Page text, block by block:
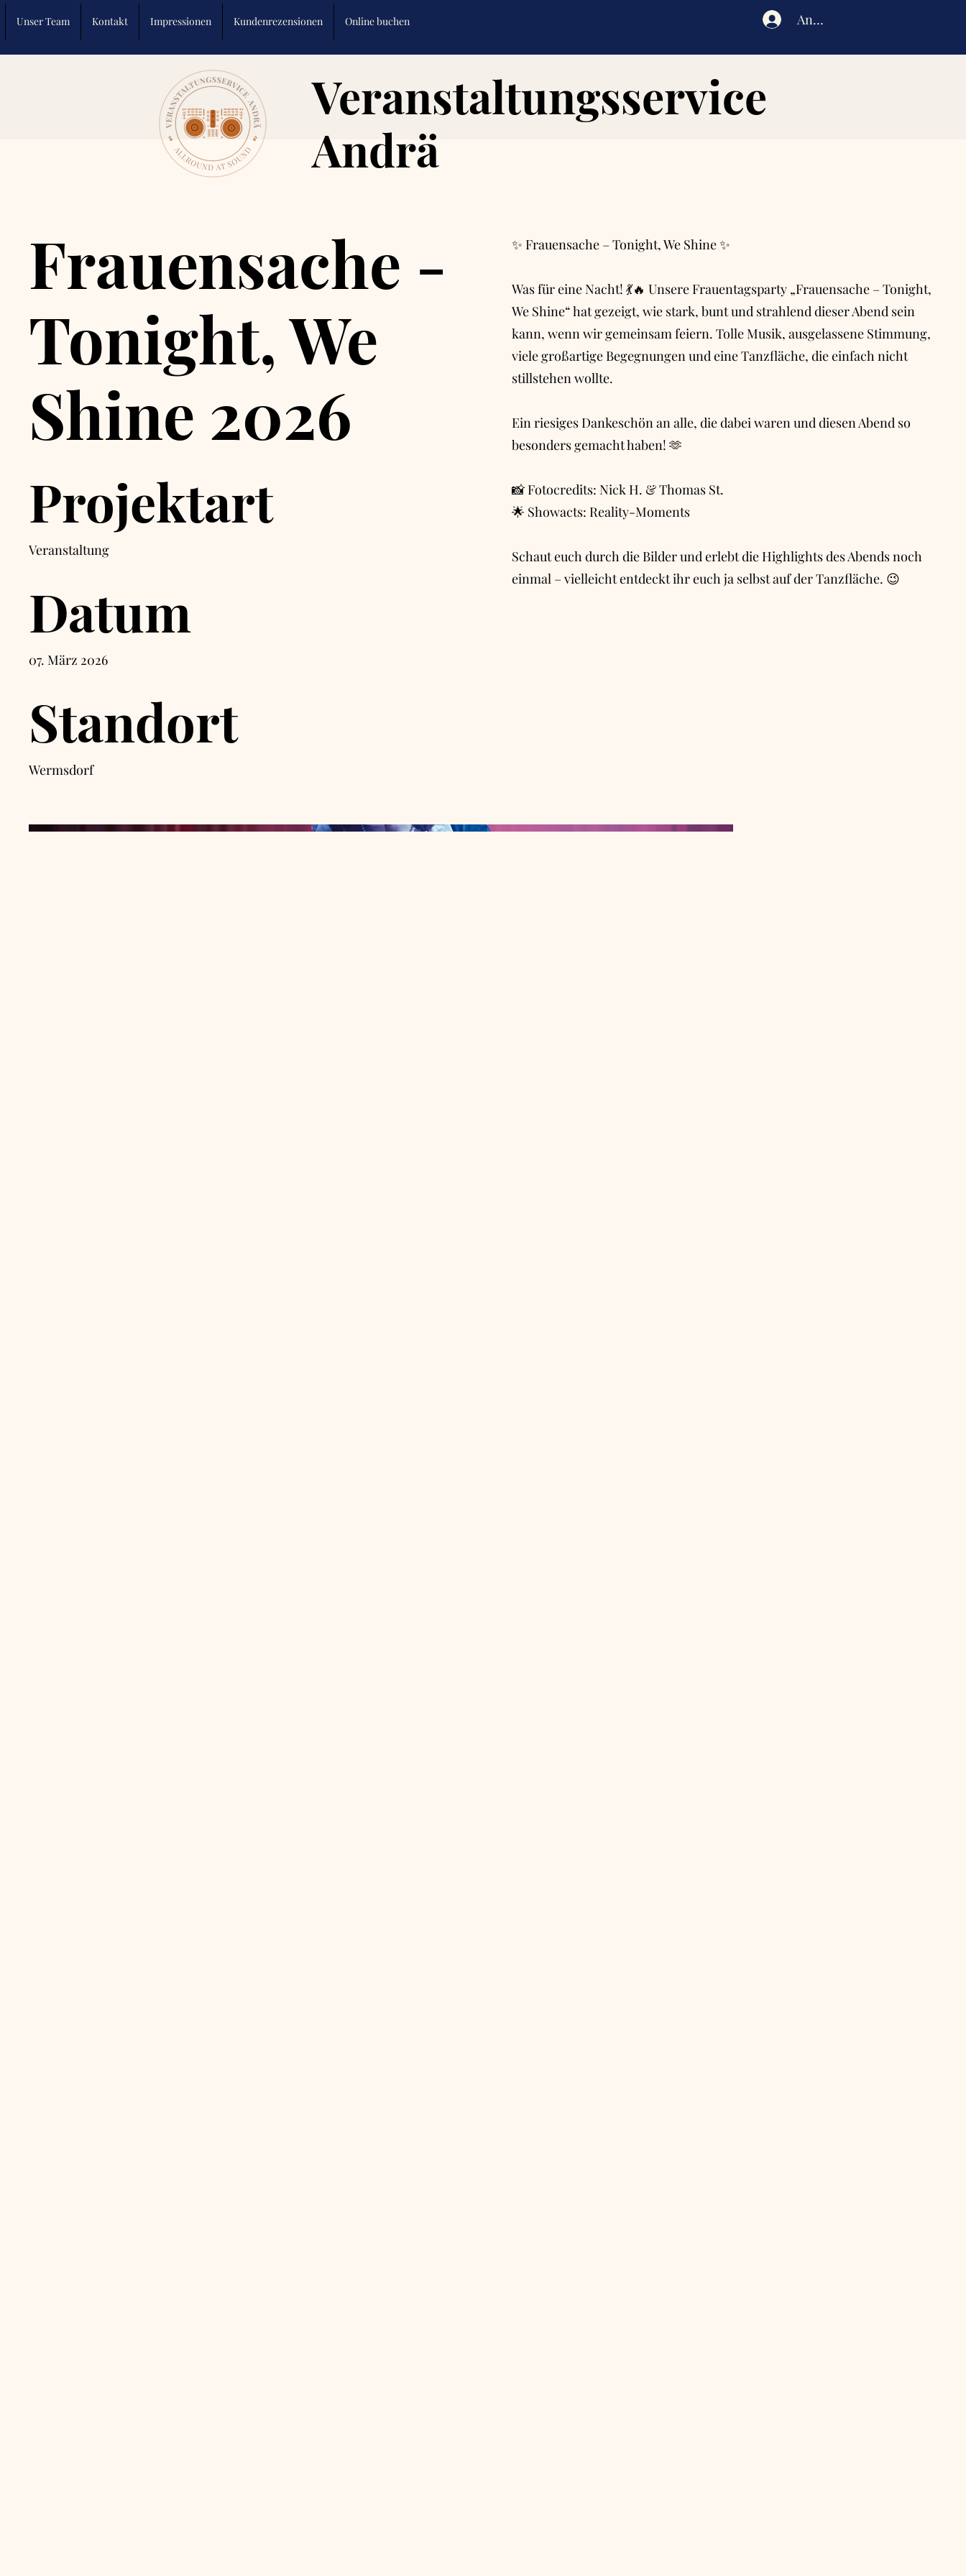
Unser Team Kontakt Impressionen Kundenrezensionen Online buchen Anmelden
Veranstaltungsservice
Andrä
Frauensache -
Tonight, We
Shine 2026
Projektart
Veranstaltung
Datum
07. März 2026
Standort
Wermsdorf
✨ Frauensache – Tonight, We Shine ✨
Was für eine Nacht! 💃🔥 Unsere Frauentagsparty „Frauensache – Tonight,
We Shine“ hat gezeigt, wie stark, bunt und strahlend dieser Abend sein
kann, wenn wir gemeinsam feiern. Tolle Musik, ausgelassene Stimmung,
viele großartige Begegnungen und eine Tanzfläche, die einfach nicht
stillstehen wollte.
Ein riesiges Dankeschön an alle, die dabei waren und diesen Abend so
besonders gemacht haben! 🫶
📸 Fotocredits: Nick H. & Thomas St.
🌟 Showacts: Reality-Moments
Schaut euch durch die Bilder und erlebt die Highlights des Abends noch
einmal – vielleicht entdeckt ihr euch ja selbst auf der Tanzfläche. 😉